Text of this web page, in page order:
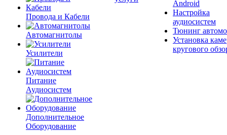
Провода и Кабели
Автомагнитолы
Усилители
Питание
Аудиосистем
Дополнительное
Оборудование
Android
Настройка
аудиосистем
Тюнинг
Установка
кругового